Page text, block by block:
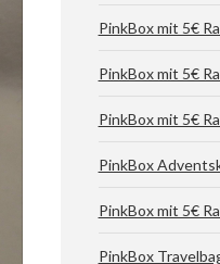
PinkBox mit 5€
PinkBox mit 5€
PinkBox mit 5€
PinkBox
PinkBox mit 5€
PinkBox